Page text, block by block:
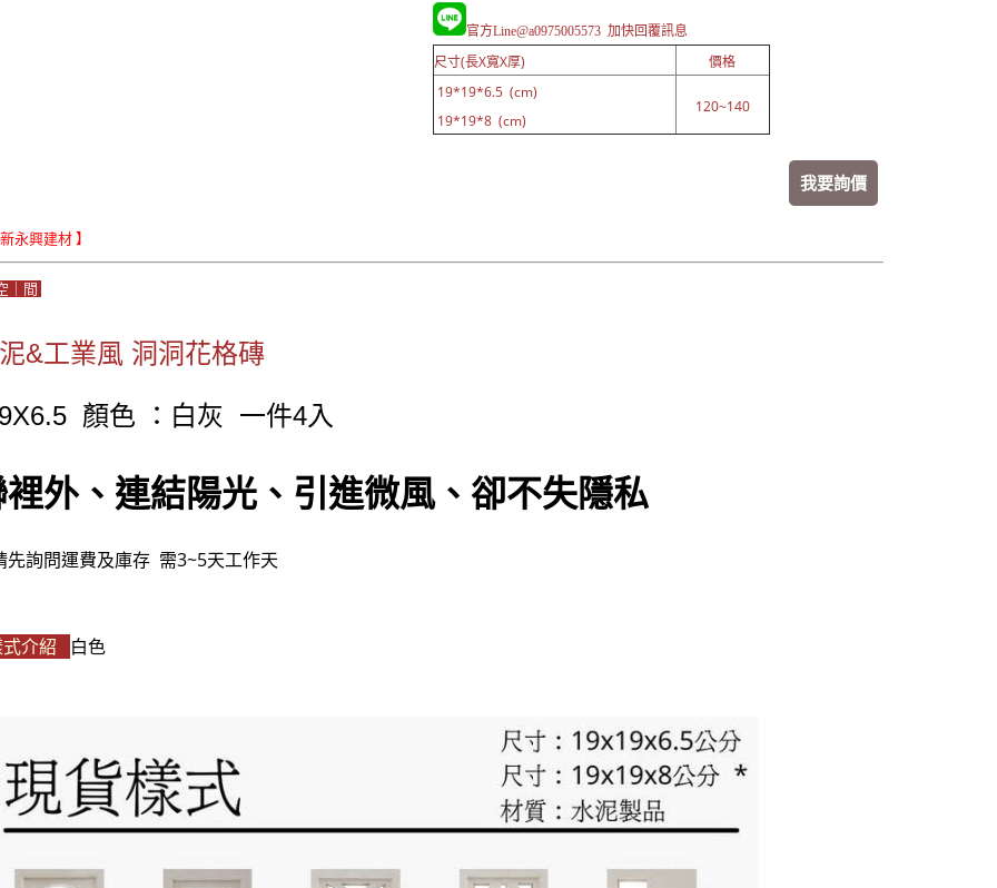
官方Line@a0975005573 加快回覆訊息
尺寸(長X寬X厚)
價格
19*19*6.5 (cm)
19*19*8 (cm)
120~140
我要詢價
永興建材 】
｜間
&工業風 洞洞花格磚
顏色 ：白灰 一件4入
裡外、連結陽光、引進微風、卻不失隱私
先詢問運費及庫存 需3~5天工作天
介紹 白色